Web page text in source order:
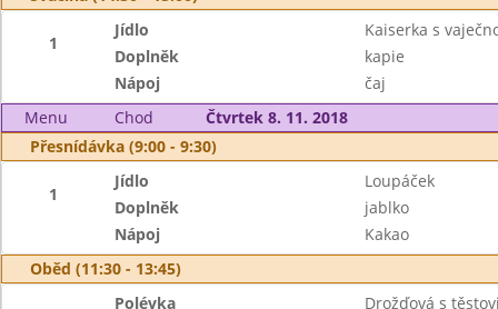
1
Jídlo
Kaiserka s
Doplněk
kapie
Nápoj
čaj
Menu
Chod
Čtvrtek 8. 11. 2018
Přesnídávka (9:00 - 9:30)
1
Jídlo
Loupáček
Doplněk
jablko
Nápoj
Kakao
Oběd (11:30 - 13:45)
Polévka Drožďová s